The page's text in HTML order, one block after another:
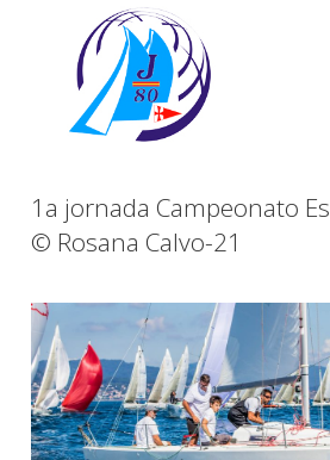
1a jornada Campeonato
© Rosana Calvo-21